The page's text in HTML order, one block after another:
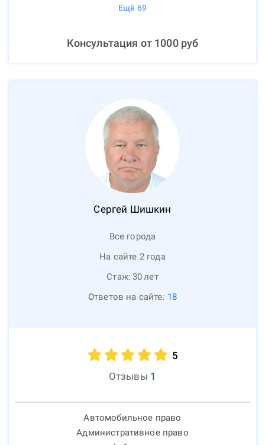
Ещё 69
Консультация от 1000руб
Сергей Шишкин
Все города
На сайте 2 года
Стаж: 30лет
Ответов на сайте: 18
5
Отзывы 1
Автомобильное право
Административное право